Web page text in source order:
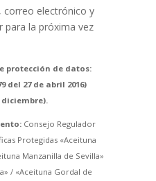
correo electrónico y
para la próxima vez
protección de datos:
del 27 de abril 2016)
diciembre).
Consejo Regulador
Protegidas «Aceituna
Manzanilla de Sevilla»
/ «Aceituna Gordal de